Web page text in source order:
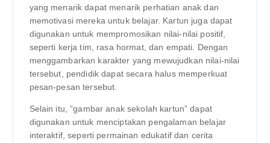
yang menarik dapat menarik perhatian anak dan
memotivasi mereka untuk belajar. Kartun juga dapat
digunakan untuk mempromosikan nilai-nilai positif,
seperti kerja tim, rasa hormat, dan empati. Dengan
menggambarkan karakter yang mewujudkan nilai-nilai
tersebut, pendidik dapat secara halus memperkuat
pesan-pesan tersebut.
Selain itu, “gambar anak sekolah kartun” dapat
digunakan untuk menciptakan pengalaman belajar
interaktif, seperti permainan edukatif dan cerita